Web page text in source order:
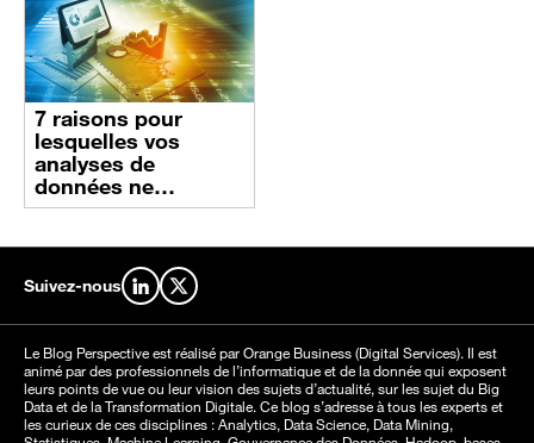
7 raisons pour
lesquelles vos
analyses de
données ne
génèrent aucun ROI
Suivez-nous Retrouvez-nous sur LinkedIn
Retrouvez-nous sur X
Le Blog Perspective est réalisé par Orange Business (Digital Services). Il est
animé par des professionnels de l’informatique et de la donnée qui exposent
leurs points de vue ou leur vision des sujets d’actualité, sur les sujet du Big
Data et de la Transformation Digitale. Ce blog s’adresse à tous les experts et
les curieux de ces disciplines : Analytics, Data Science, Data Mining,